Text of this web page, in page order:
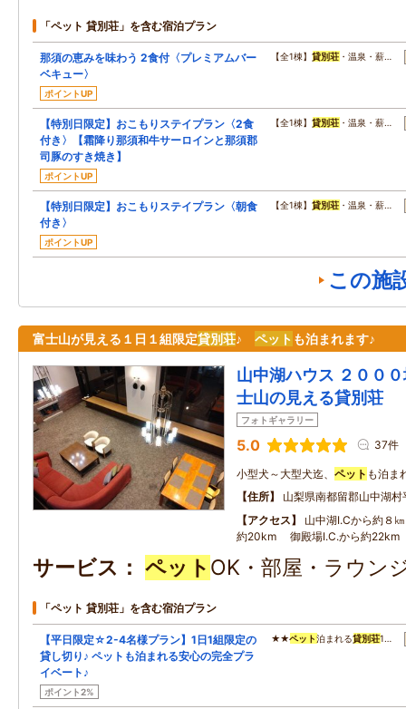
「ペット 貸別荘」を含む宿泊プラン
那須の恵みを味わう 2食付〈プレミアムバー
ベキュー〉
ポイントUP
【全1棟】貸別荘 ・温泉・薪…
【特別日限定】おこもりステイプラン〈2食
付き〉【霜降り那須和牛サーロインと那須郡
司豚のすき焼き】
ポイントUP
【全1棟】貸別荘 ・温泉・薪…
【特別日限定】おこもりステイプラン〈朝食
付き〉
ポイントUP
【全1棟】貸別荘 ・温泉・薪…
この施
富士山が見える１日１組限定貸別荘♪ ペット も泊まれます♪
山中湖ハウス ２００
士山の見える貸別荘
フォトギャラリー
5.0 37件
小型犬～大型犬迄、 ペット も泊ま
住所
山梨県南都留郡山中湖
アクセス
山中湖I.Cから約８
約20km 御殿場I.C.から約22km
サービス ペット OK・部屋・ラウン
「ペット 貸別荘」を含む宿泊プラン
【平日限定☆2-4名様プラン】1日1組限定の
貸し切り♪ ペットも泊まれる安心の完全プラ
イベート♪
ポイント2%
★★ペット泊まれる貸別荘1…